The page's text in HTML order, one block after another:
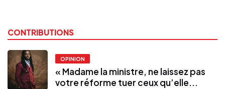
CONTRIBUTIONS
OPINION
« Madame la ministre, ne laissez pas
votre réforme tuer ceux qu’elle...